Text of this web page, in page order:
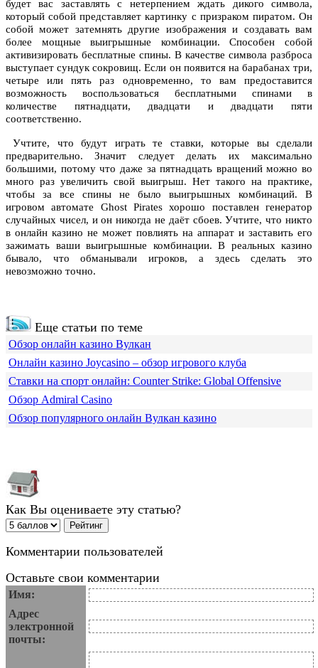
будет вас заставлять с нетерпением ждать дикого символа,
который собой представляет картинку с призраком пиратом. Он
собой может затемнять другие изображения и создавать вам
более мощные выигрышные комбинации. Способен собой
активизировать бесплатные спины. В качестве символа разброса
выступает сундук сокровищ. Если он появится на барабанах три,
четыре или пять раз одновременно, то вам предоставится
возможность воспользоваться бесплатными спинами в
количестве пятнадцати, двадцати и двадцати пяти
соответственно.
Учтите, что будут играть те ставки, которые вы сделали
предварительно. Значит следует делать их максимально
большими, потому что даже за пятнадцать вращений можно во
много раз увеличить свой выигрыш. Нет такого на практике,
чтобы за все спины не было выигрышных комбинаций. В
игровом автомате Ghost Pirates хорошо поставлен генератор
случайных чисел, и он никогда не даёт сбоев. Учтите, что никто
в онлайн казино не может повлиять на аппарат и заставить его
зажимать ваши выигрышные комбинации. В реальных казино
бывало, что обманывали игроков, а здесь сделать это
невозможно точно.
Еще статьи по теме
Обзор онлайн казино Вулкан
Онлайн казино Joycasino – обзор игрового клуба
Ставки на спорт онлайн: Counter Strike: Global Offensive
Обзор Admiral Casino
Обзор популярного онлайн Вулкан казино
Как Вы оцениваете эту статью?
Комментарии пользователей
Оставьте свои комментарии
Имя:
Адрес
электронной
почты: